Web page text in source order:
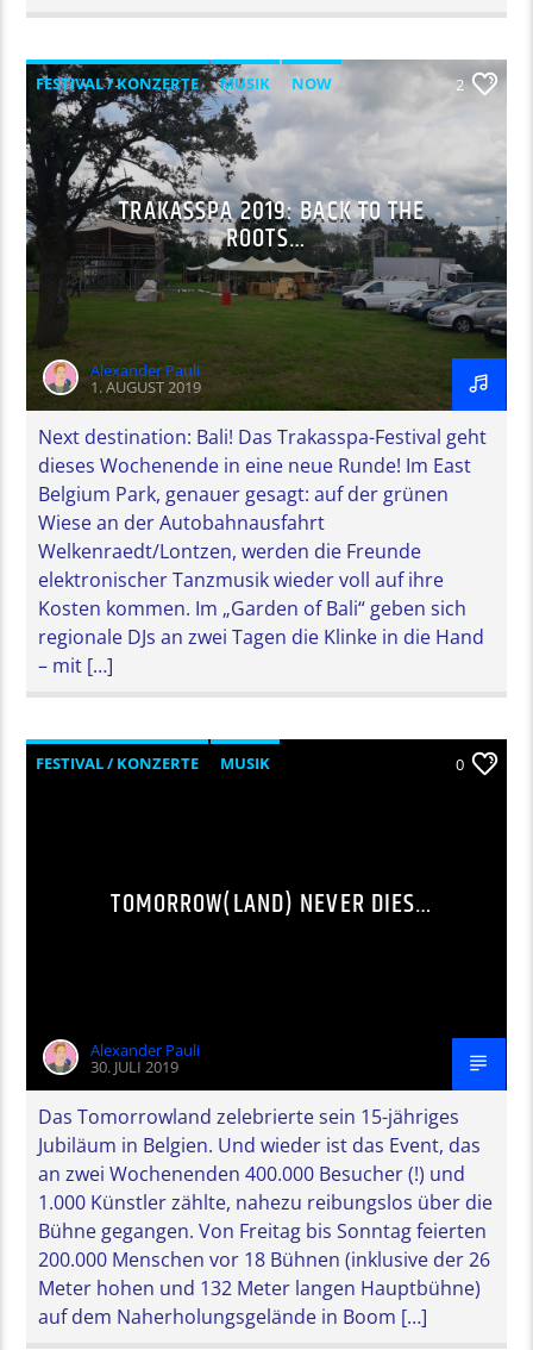
FESTIVAL / KONZERTE MUSIK NOW 2
TRAKASSPA 2019: BACK TO THE
ROOTS…
Alexander Pauli
1. AUGUST 2019
Next destination: Bali! Das Trakasspa-Festival geht
dieses Wochenende in eine neue Runde! Im East
Belgium Park, genauer gesagt: auf der grünen
Wiese an der Autobahnausfahrt
Welkenraedt/Lontzen, werden die Freunde
elektronischer Tanzmusik wieder voll auf ihre
Kosten kommen. Im „Garden of Bali“ geben sich
regionale DJs an zwei Tagen die Klinke in die Hand
– mit […]
FESTIVAL / KONZERTE MUSIK 0
TOMORROW(LAND) NEVER DIES…
Alexander Pauli
30. JULI 2019
Das Tomorrowland zelebrierte sein 15-jähriges
Jubiläum in Belgien. Und wieder ist das Event, das
an zwei Wochenenden 400.000 Besucher (!) und
1.000 Künstler zählte, nahezu reibungslos über die
Bühne gegangen. Von Freitag bis Sonntag feierten
200.000 Menschen vor 18 Bühnen (inklusive der 26
Meter hohen und 132 Meter langen Hauptbühne)
auf dem Naherholungsgelände in Boom […]